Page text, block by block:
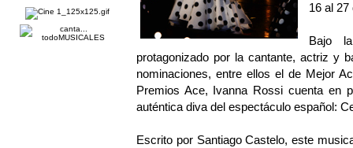
16 al
Bajo
protagonizado por la cantante, actriz y
nominaciones, entre ellos el de Mejor
Premios Ace, Ivanna Rossi cuenta en
auténtica diva del espectáculo español:
Escrito por Santiago Castelo, este